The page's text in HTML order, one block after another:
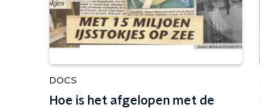
DOCS
Hoe is het afgelopen met de